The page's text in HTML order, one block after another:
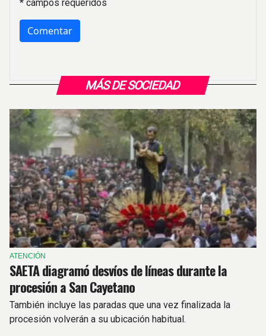
MÁS DE SOCIEDAD
ATENCIÓN
SAETA diagramó desvíos de líneas durante la
procesión a San Cayetano
También incluye las paradas que una vez finalizada la
procesión volverán a su ubicación habitual.
* campos requeridos